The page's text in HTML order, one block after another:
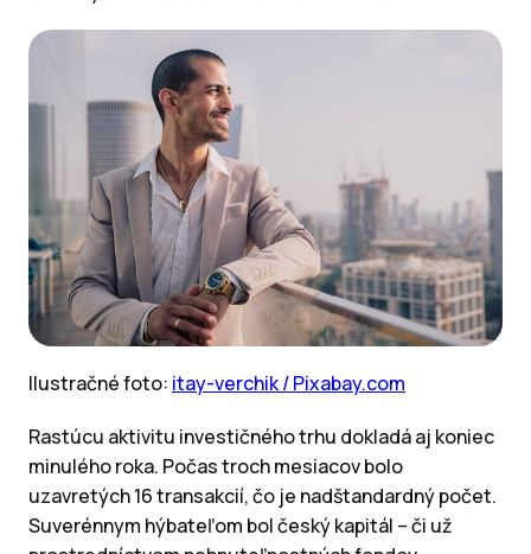
Ilustračné foto: itay-verchik / Pixabay.com
Rastúcu aktivitu investičného trhu dokladá aj koniec
minulého roka. Počas troch mesiacov bolo
uzavretých 16 transakcií, čo je nadštandardný počet.
Suverénnym hýbateľom bol český kapitál – či už